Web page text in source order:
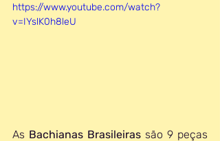
https://www.youtube.com/watch?
v=IYslK0h8leU
As Bachianas Brasileiras são 9 peças